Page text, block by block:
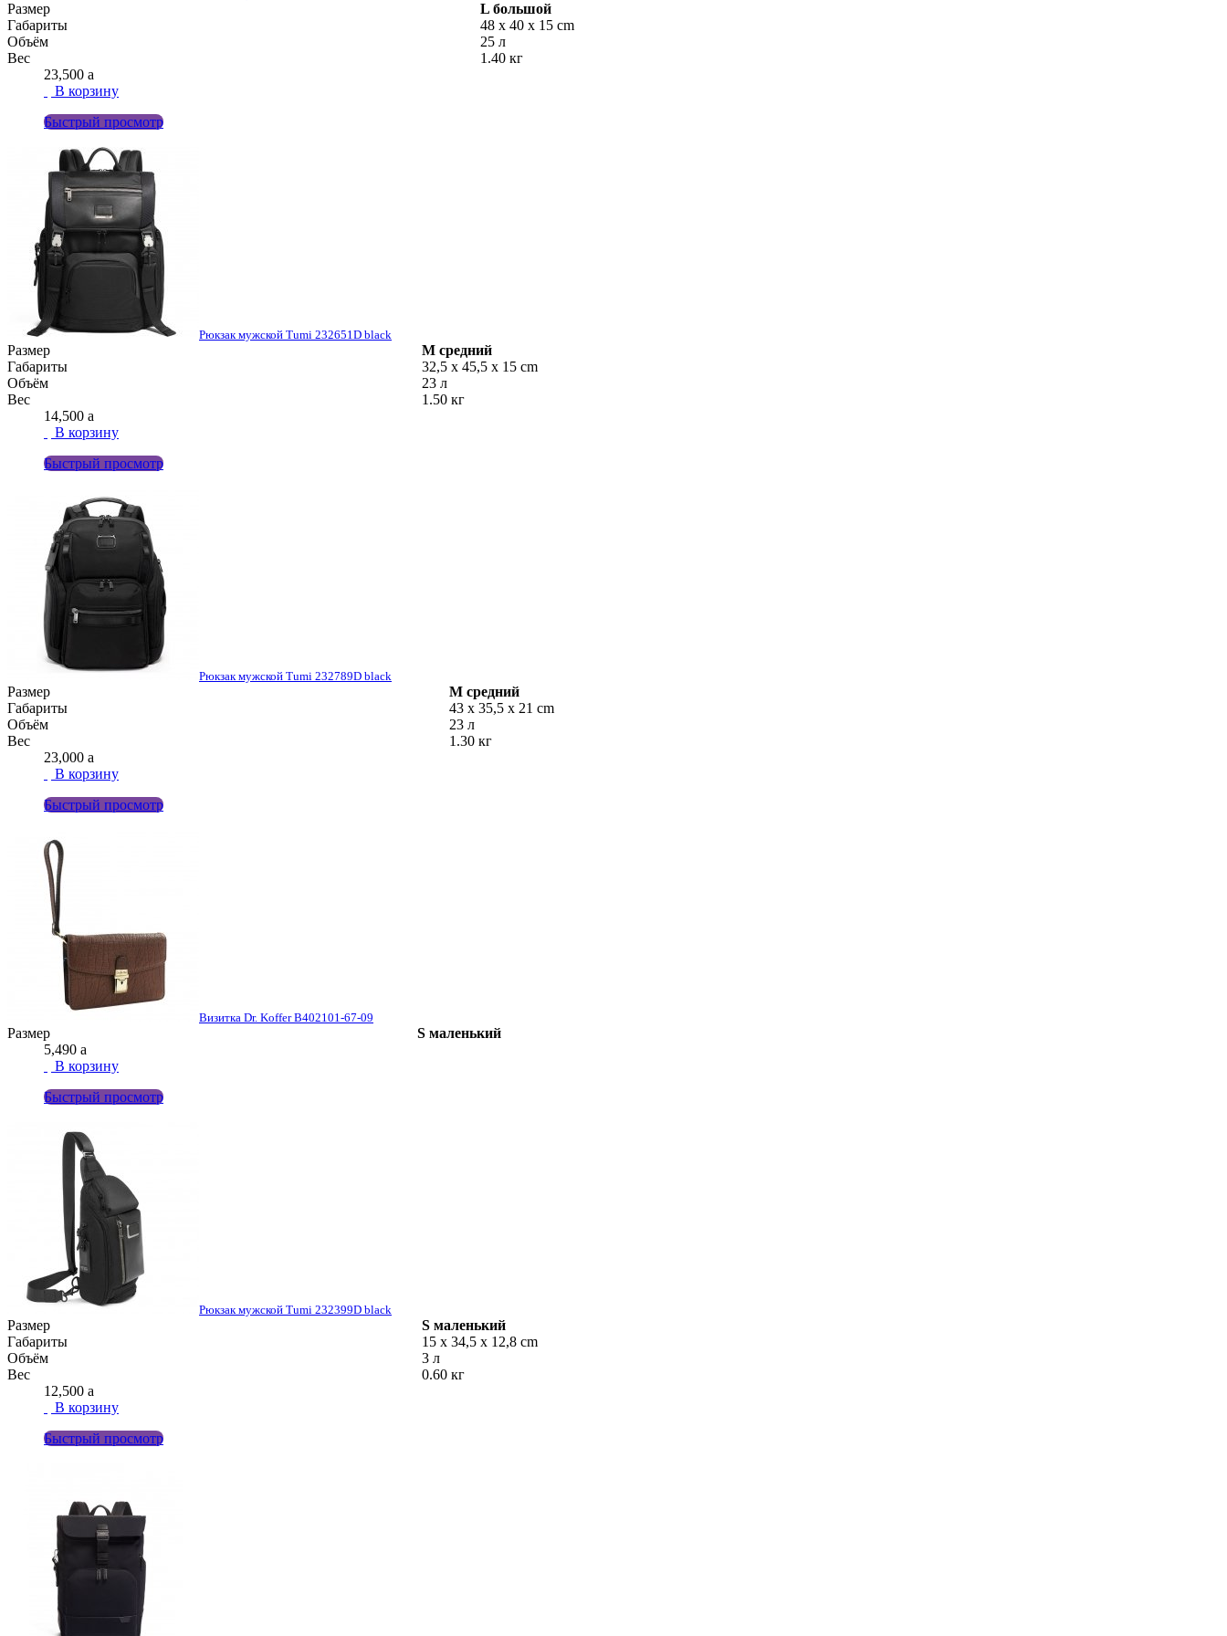
Размер L большой
Габариты
48 x 40 x 15 cm
Объём
25 л
Вес
1.40 кг
23,500 a
В корзину
Быстрый просмотр
Рюкзак мужской Tumi 232651D black
Размер M средний
Габариты
32,5 x 45,5 x 15 cm
Объём
23 л
Вес
1.50 кг
14,500 a
В корзину
Быстрый просмотр
Рюкзак мужской Tumi 232789D black
Размер M средний
Габариты
43 x 35,5 x 21 cm
Объём
23 л
Вес
1.30 кг
23,000 a
В корзину
Быстрый просмотр
Визитка Dr. Koffer B402101-67-09
Размер S маленький
5,490 a
В корзину
Быстрый просмотр
Рюкзак мужской Tumi 232399D black
Размер S маленький
Габариты
15 x 34,5 x 12,8 cm
Объём
3 л
Вес
0.60 кг
12,500 a
В корзину
Быстрый просмотр